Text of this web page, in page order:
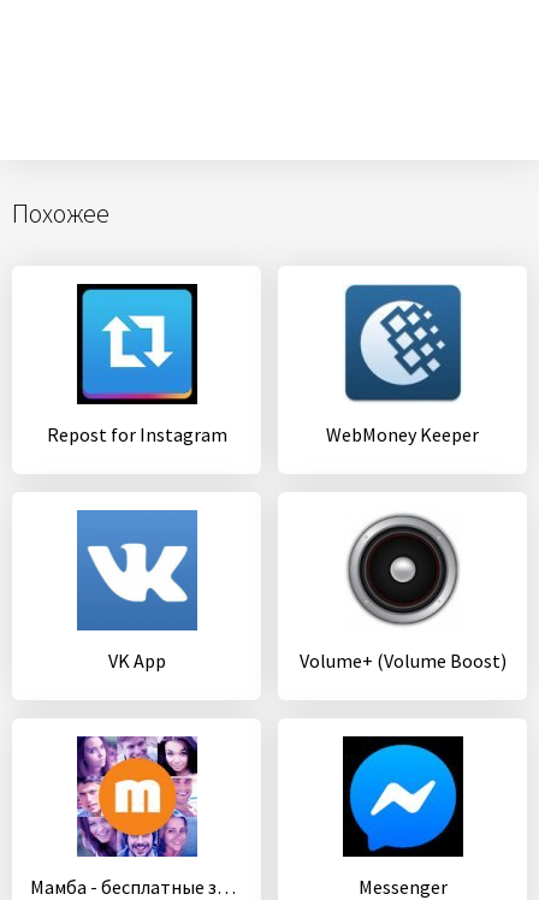
Похожее
Repost for Instagram WebMoney Keeper
VK App Volume+ (Volume Boost)
Мамба - бесплатные знакомства Messenger